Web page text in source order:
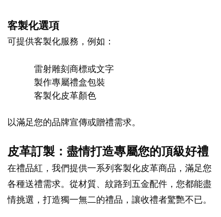
客製化選項
可提供客製化服務，例如：
雷射雕刻商標或文字
製作專屬禮盒包裝
客製化皮革顏色
以滿足您的品牌宣傳或贈禮需求。
皮革訂製：盡情打造專屬您的頂級好禮
在禮品紅，我們提供一系列客製化皮革商品，滿足您
各種送禮需求。從材質、紋路到五金配件，您都能盡
情挑選，打造獨一無二的禮品，讓收禮者驚艷不已。